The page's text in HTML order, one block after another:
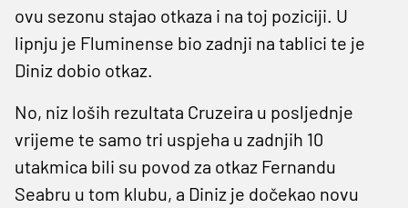
ovu sezonu stajao otkaza i na toj poziciji. U
lipnju je Fluminense bio zadnji na tablici te je
Diniz dobio otkaz.
No, niz loših rezultata Cruzeira u posljednje
vrijeme te samo tri uspjeha u zadnjih 10
utakmica bili su povod za otkaz Fernandu
Seabru u tom klubu, a Diniz je dočekao novu